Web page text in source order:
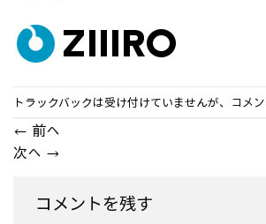
トラックバックは受け付けていませんが、 コメ
← 前へ
次へ →
コメントを残す